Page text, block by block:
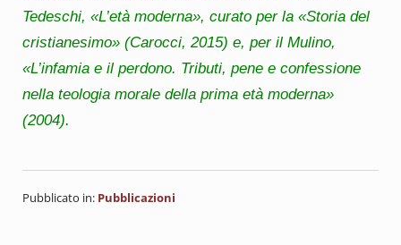
Tedeschi, «L’età moderna», curato per la «Storia del
cristianesimo» (Carocci, 2015) e, per il Mulino,
«L’infamia e il perdono. Tributi, pene e confessione
nella teologia morale della prima età moderna»
(2004).
Pubblicato in: Pubblicazioni